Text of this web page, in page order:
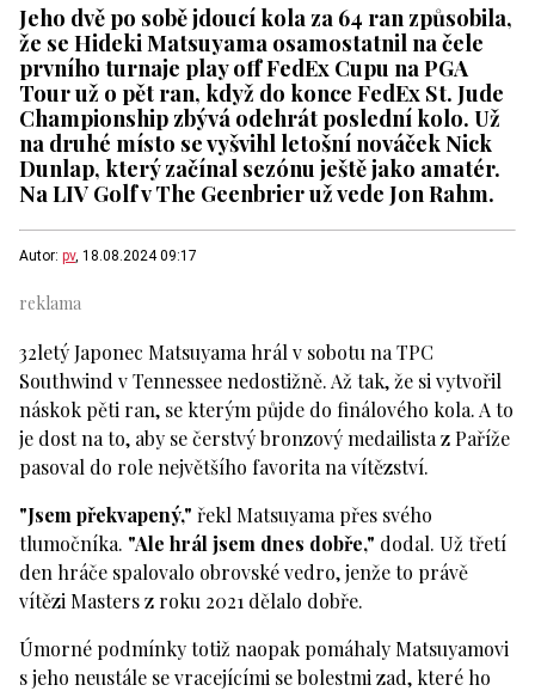
Jeho dvě po sobě jdoucí kola za 64 ran způsobila,
že se Hideki Matsuyama osamostatnil na čele
prvního turnaje play off FedEx Cupu na PGA
Tour už o pět ran, když do konce FedEx St. Jude
Championship zbývá odehrát poslední kolo. Už
na druhé místo se vyšvihl letošní nováček Nick
Dunlap, který začínal sezónu ještě jako amatér.
Na LIV Golf v The Geenbrier už vede Jon Rahm.
Autor: pv, 18.08.2024 09:17
32letý Japonec Matsuyama hrál v sobotu na TPC
Southwind v Tennessee nedostižně. Až tak, že si vytvořil
náskok pěti ran, se kterým půjde do finálového kola. A to
je dost na to, aby se čerstvý bronzový medailista z Paříže
pasoval do role největšího favorita na vítězství.
"Jsem překvapený," řekl Matsuyama přes svého
tlumočníka. "Ale hrál jsem dnes dobře," dodal. Už třetí
den hráče spalovalo obrovské vedro, jenže to právě
vítězi Masters z roku 2021 dělalo dobře.
Úmorné podmínky totiž naopak pomáhaly Matsuyamovi
s jeho neustále se vracejícími se bolestmi zad, které ho